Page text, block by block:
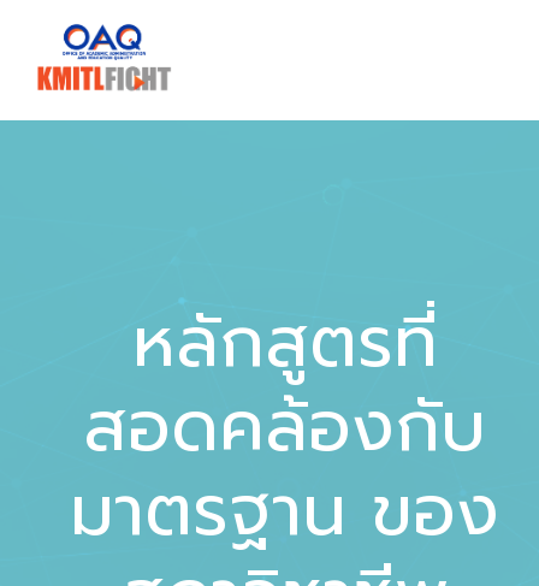
หลักสูตรที่
สอดคล้องกับ
มาตรฐาน ของ